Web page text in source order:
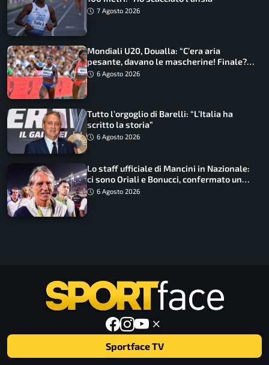
7 Agosto 2026
Mondiali U20, Doualla: “C’era aria
pesante, davano le mascherine! Finale?
Non ho nulla da perdere”
6 Agosto 2026
Tutto l’orgoglio di Barelli: “L’Italia ha
scritto la storia”
6 Agosto 2026
Lo staff ufficiale di Mancini in Nazionale:
ci sono Oriali e Bonucci, confermato un
ritorno
6 Agosto 2026
Sportface TV